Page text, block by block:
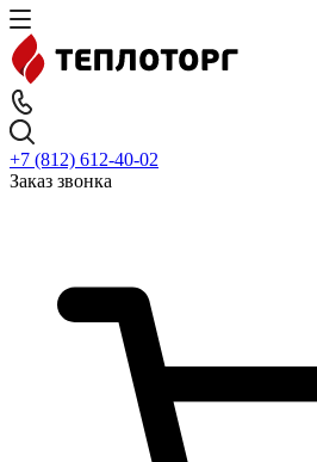
+7 (812) 612-40-02
Заказ звонка